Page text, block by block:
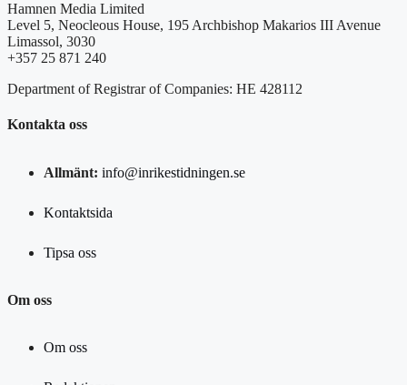
Hamnen Media Limited
Level 5, Neocleous House, 195 Archbishop Makarios III Avenue
Limassol, 3030
+357 25 871 240
Department of Registrar of Companies: HE 428112
Kontakta oss
Allmänt: info@inrikestidningen.se
Kontaktsida
Tipsa oss
Om oss
Om oss